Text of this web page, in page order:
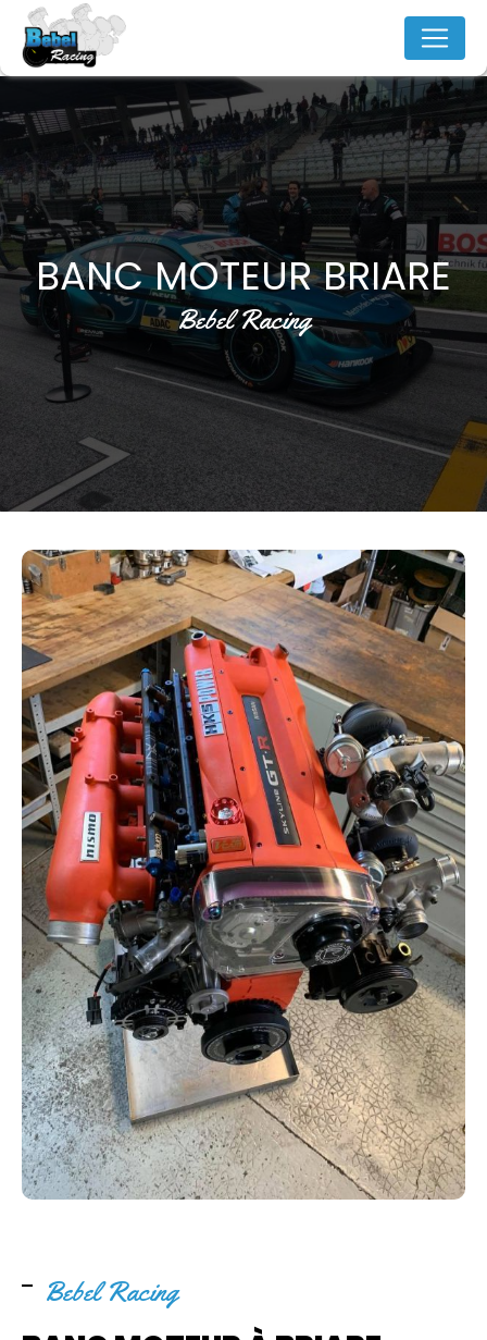
BANC MOTEUR BRIARE
Bebel Racing
Bebel Racing
Panneau de gestion des cookies